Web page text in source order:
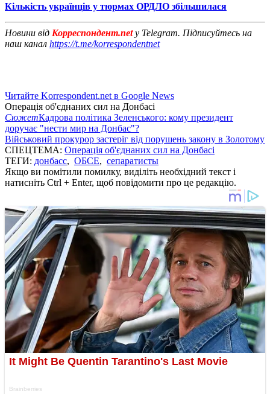
Кількість українців у тюрмах ОРДЛО збільшилася
Новини від Корреспондент.netу Telegram. Підписуйтесь на
наш канал https://t.me/korrespondentnet
Читайте Korrespondent.net в Google News
Операція об'єднаних сил на Донбасі
СюжетКадрова політика Зеленського: кому президент
доручає "нести мир на Донбас"?
Військовий прокурор застеріг від порушень закону в Золотому
СПЕЦТЕМА: Операція об'єднаних сил на Донбасі
ТЕГИ: донбасс, ОБСЕ, сепаратисты
Якщо ви помітили помилку, виділіть необхідний текст і
натисніть Ctrl + Enter, щоб повідомити про це редакцію.